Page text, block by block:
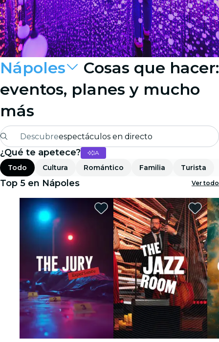
Nápoles
Cosas que hacer:
eventos, planes y mucho
más
Descubreespectáculos en directo
Madrid
candlelight
Londres
experiencias y ciudades
São Paulo
exposiciones
Seúl
recorridos por la ciudad
¿Qué te apetece? IA
Todo Cultura Romántico Familia Turista
Top 5 en Nápoles Ver todo